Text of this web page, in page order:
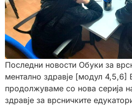
Последни новости Обуки за
ментално здравје [модул 4,5,6]
продолжуваме со нова серија
здравје за врсничките